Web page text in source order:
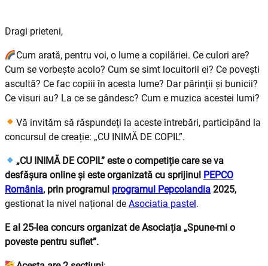
Dragi prieteni,
Cum arată, pentru voi, o lume a copilăriei. Ce culori are?
Cum se vorbește acolo? Cum se simt locuitorii ei? Ce povești
ascultă? Ce fac copiii în acesta lume? Dar părinții și bunicii?
Ce visuri au? La ce se gândesc? Cum e muzica acestei lumi?
Vă invităm să răspundeți la aceste întrebări, participând la
concursul de creație: „CU INIMĂ DE COPIL”.
„CU INIMĂ DE COPIL” este o competiție care se va
desfășura online și este organizată cu sprijinul PEPCO
România, prin programul programul Pepcolandia 2025,
gestionat la nivel național de Asociatia pastel.
E al 25-lea concurs organizat de Asociația „Spune-mi o
poveste pentru suflet”.